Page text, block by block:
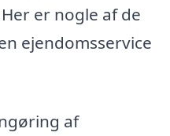
er nogle af de
ejendomsservice
af